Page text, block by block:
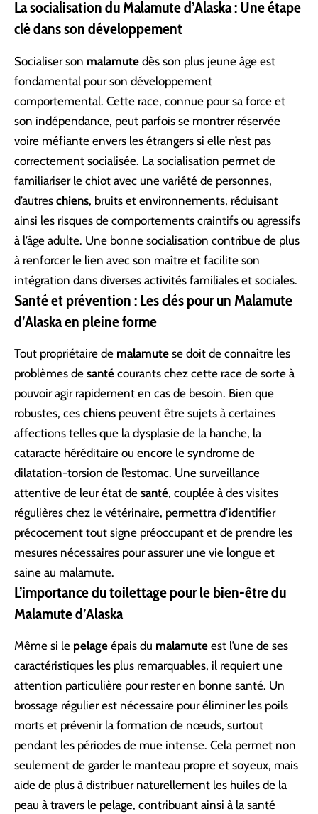
La socialisation du Malamute d’Alaska : Une étape
clé dans son développement
Socialiser son malamute dès son plus jeune âge est
fondamental pour son développement
comportemental. Cette race, connue pour sa force et
son indépendance, peut parfois se montrer réservée
voire méfiante envers les étrangers si elle n’est pas
correctement socialisée. La socialisation permet de
familiariser le chiot avec une variété de personnes,
d’autres chiens, bruits et environnements, réduisant
ainsi les risques de comportements craintifs ou agressifs
à l’âge adulte. Une bonne socialisation contribue de plus
à renforcer le lien avec son maître et facilite son
intégration dans diverses activités familiales et sociales.
Santé et prévention : Les clés pour un Malamute
d’Alaska en pleine forme
Tout propriétaire de malamute se doit de connaître les
problèmes de santé courants chez cette race de sorte à
pouvoir agir rapidement en cas de besoin. Bien que
robustes, ces chiens peuvent être sujets à certaines
affections telles que la dysplasie de la hanche, la
cataracte héréditaire ou encore le syndrome de
dilatation-torsion de l’estomac. Une surveillance
attentive de leur état de santé, couplée à des visites
régulières chez le vétérinaire, permettra d’identifier
précocement tout signe préoccupant et de prendre les
mesures nécessaires pour assurer une vie longue et
saine au malamute.
L’importance du toilettage pour le bien-être du
Malamute d’Alaska
Même si le pelage épais du malamute est l’une de ses
caractéristiques les plus remarquables, il requiert une
attention particulière pour rester en bonne santé. Un
brossage régulier est nécessaire pour éliminer les poils
morts et prévenir la formation de nœuds, surtout
pendant les périodes de mue intense. Cela permet non
seulement de garder le manteau propre et soyeux, mais
aide de plus à distribuer naturellement les huiles de la
peau à travers le pelage, contribuant ainsi à la santé